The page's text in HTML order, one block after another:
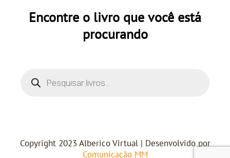
Encontre o livro que você está
procurando
Copyright 2023 Alberico Virtual | Desenvolvido por
Comunicação MM